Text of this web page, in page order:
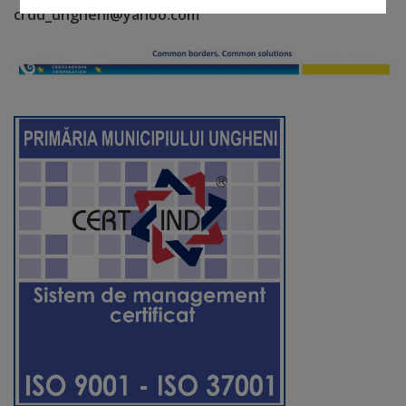
Regulamentul
de
Integritate
și
calitate
Consiliul
Municipal
Secretar
Consilieri
crdd_ungheni@yahoo.com